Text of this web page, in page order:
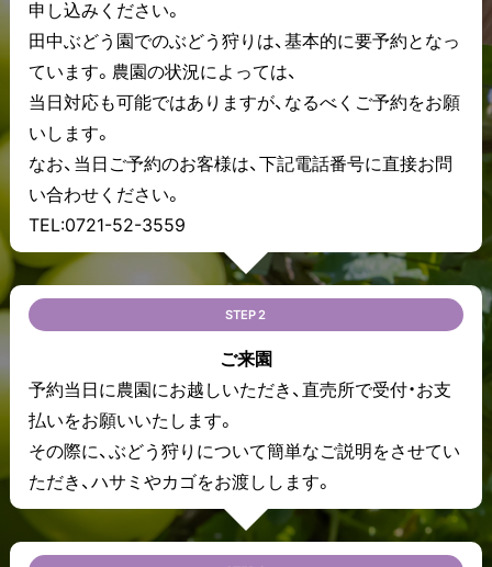
申し込みください。
田中ぶどう園でのぶどう狩りは、基本的に要予約となっ
ています。農園の状況によっては、
当日対応も可能ではありますが、なるべくご予約をお願
いします。
なお、当日ご予約のお客様は、下記電話番号に直接お問
い合わせください。
TEL:0721-52-3559
STEP 2
ご来園
予約当日に農園にお越しいただき、直売所で受付・お支
払いをお願いいたします。
その際に、ぶどう狩りについて簡単なご説明をさせてい
ただき、ハサミやカゴをお渡しします。